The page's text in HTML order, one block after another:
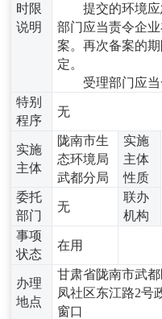
时限
说明
提交的环境应
部门应当责令企
案。再次备案的
定。
受理部门应当
特别
程序
无
实施
主体
陇南市生
态环境局
武都分局
实施
主体
性质
委托
部门
无
联办
机构
事项
状态
在用
办理
地点
甘肃省陇南市武
凤社区东江路2号
窗口